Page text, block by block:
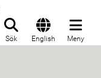
Sök English Meny